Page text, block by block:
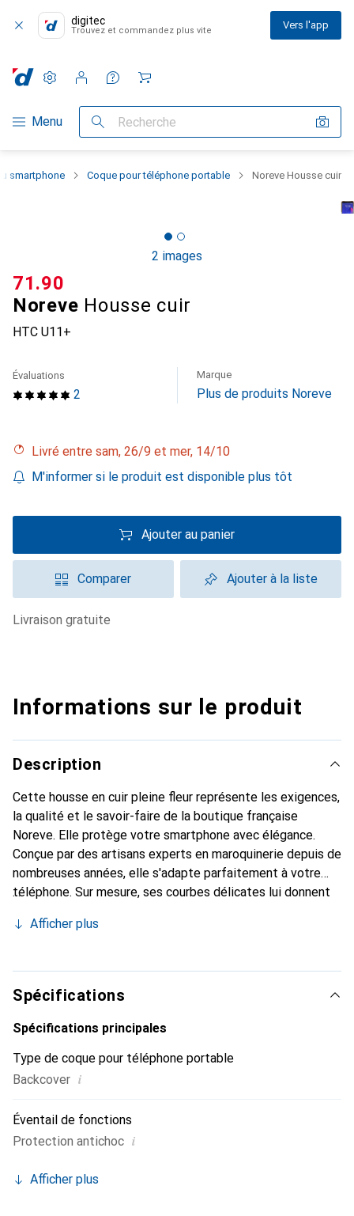
digitec
Trouvez et commandez plus vite Vers l'app
Navigation par catégorie
Menu Recherche
Paramètres
Compte client
Listes de comparaison
Listes d'envies
Panier
smartphone Coque pour téléphone portable Noreve Housse cuir
2 images
Noreve Housse cuir
HTC U11+
CHF
71.90
2
Évaluations Marque
Plus de produits Noreve
Livré entre sam, 26/9 et mer, 14/10
M'informer si le produit est disponible plus tôt
Ajouter au panier
Comparer Ajouter à la liste
livraison gratuite
Informations sur le produit
Description
Cette housse en cuir pleine fleur représente les exigences,
la qualité et le savoir-faire de la boutique française
Noreve. Elle protège votre smartphone avec élégance.
Conçue par des artisans experts en maroquinerie depuis de
nombreuses années, elle s'adapte parfaitement à votre
téléphone. Sur mesure, ses courbes délicates lui donnent
et indispensable pour votre smartphone. Reconnaissable à
marque Noreve est un choix sûr pour une clientèle
exigeante.
Afficher plus
Spécifications
Spécifications principales
Type de coque pour téléphone portable
Backcover i
Éventail de fonctions
Protection antichoc i
Afficher plus